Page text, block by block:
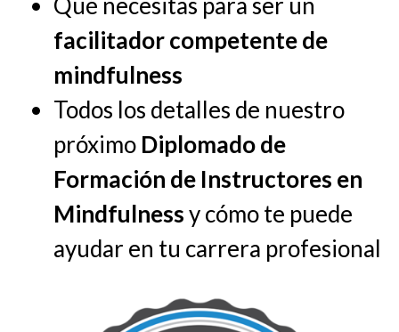
facilitador competente de
mindfulness
Todos los detalles de nuestro
próximo Diplomado de
Formación de Instructores en
Mindfulnessy cómo te puede
ayudar en tu carrera profesional